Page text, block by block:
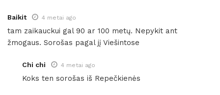
Baikit 4 metai ago
tam zaikauckui gal 90 ar 100 metų. Nepykit ant
žmogaus. Sorošas pagal jį Viešintose
Chi chi 4 metai ago
Koks ten sorošas iš Repečkienės